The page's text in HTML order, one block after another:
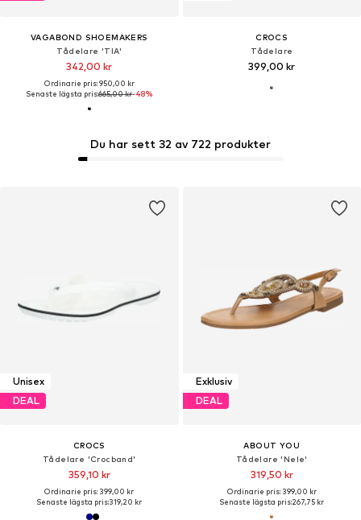
VAGABOND SHOEMAKERS
Tådelare 'TIA'
342,00 kr
Ordinarie pris: 950,00 kr
Senaste lägsta pris:665,00 kr-48%
CROCS
Tådelare
399,00 kr
Unisex
DEAL
CROCS
Tådelare 'Crocband'
359,10 kr
Ordinarie pris: 399,00 kr
Senaste lägsta pris:319,20 kr
Exklusiv
DEAL
ABOUT YOU
Tådelare 'Nele'
319,50 kr
Ordinarie pris: 399,00 kr
Senaste lägsta pris:267,75 kr
Du har sett 32 av 722 produkter